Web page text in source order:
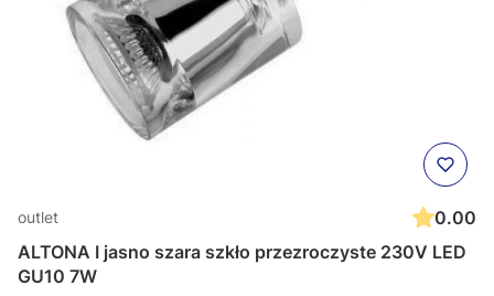
outlet
0.00
ALTONA I jasno szara szkło przezroczyste 230V LED
GU10 7W